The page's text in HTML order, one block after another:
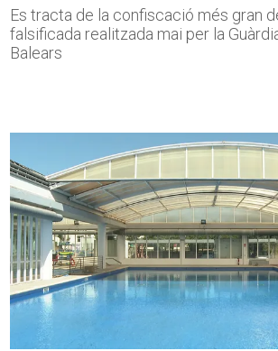
Es tracta de la confiscació més gran
falsificada realitzada mai per la
Balears